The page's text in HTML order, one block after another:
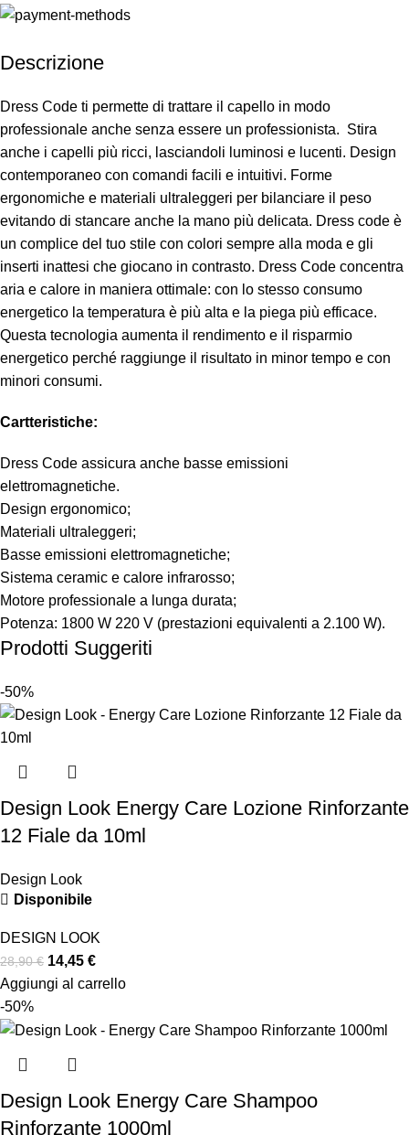
Descrizione
Dress Code ti permette di trattare il capello in modo
professionale anche senza essere un professionista. Stira
anche i capelli più ricci, lasciandoli luminosi e lucenti. Design
contemporaneo con comandi facili e intuitivi. Forme
ergonomiche e materiali ultraleggeri per bilanciare il peso
evitando di stancare anche la mano più delicata. Dress code è
un complice del tuo stile con colori sempre alla moda e gli
inserti inattesi che giocano in contrasto. Dress Code concentra
aria e calore in maniera ottimale: con lo stesso consumo
energetico la temperatura è più alta e la piega più efficace.
Questa tecnologia aumenta il rendimento e il risparmio
energetico perché raggiunge il risultato in minor tempo e con
minori consumi.
Cartteristiche:
Dress Code assicura anche basse emissioni
elettromagnetiche.
Design ergonomico;
Materiali ultraleggeri;
Basse emissioni elettromagnetiche;
Sistema ceramic e calore infrarosso;
Motore professionale a lunga durata;
Potenza: 1800 W 220 V (prestazioni equivalenti a 2.100 W).
Prodotti Suggeriti
-50%
Design Look Energy Care Lozione Rinforzante
12 Fiale da 10ml
Design Look
Disponibile
DESIGN LOOK
28,90€ 14,45 €
Aggiungi al carrello
-50%
Design Look Energy Care Shampoo
Rinforzante 1000ml